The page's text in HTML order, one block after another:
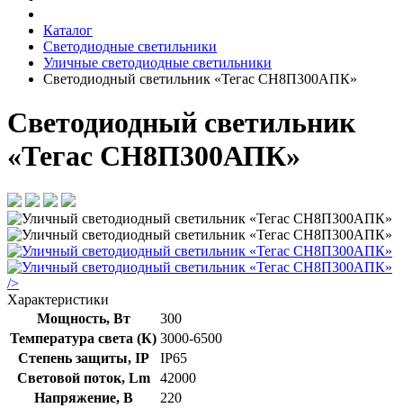
Каталог
Светодиодные светильники
Уличные светодиодные светильники
Светодиодный светильник «Тегас СН8П300АПК»
Светодиодный светильник
«Тегас СН8П300АПК»
/>
Характеристики
Мощность, Вт
300
Температура света (К) 3000-6500
Степень защиты, IP
IP65
Световой поток, Lm
42000
Напряжение, В
220